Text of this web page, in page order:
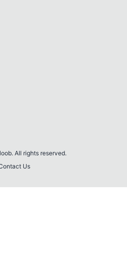
All rights reserved.
Us